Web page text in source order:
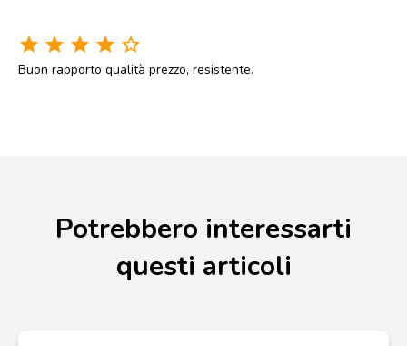
star star star star star_border
Buon rapporto qualità prezzo, resistente.
Potrebbero interessarti
questi articoli